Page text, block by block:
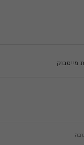
פייסבוק